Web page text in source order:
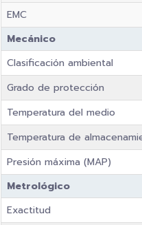
EMC
Mecánico
Clasificación ambiental
Grado de protección
Temperatura del medio
Temperatura de
Presión máxima (MAP)
Metrológico
Exactitud